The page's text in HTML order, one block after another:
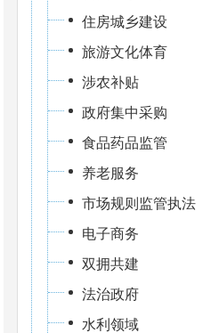
住房城乡建设
旅游文化体育
涉农补贴
政府集中采购
食品药品监管
养老服务
市场规则监管执法
电子商务
双拥共建
法治政府
水利领域